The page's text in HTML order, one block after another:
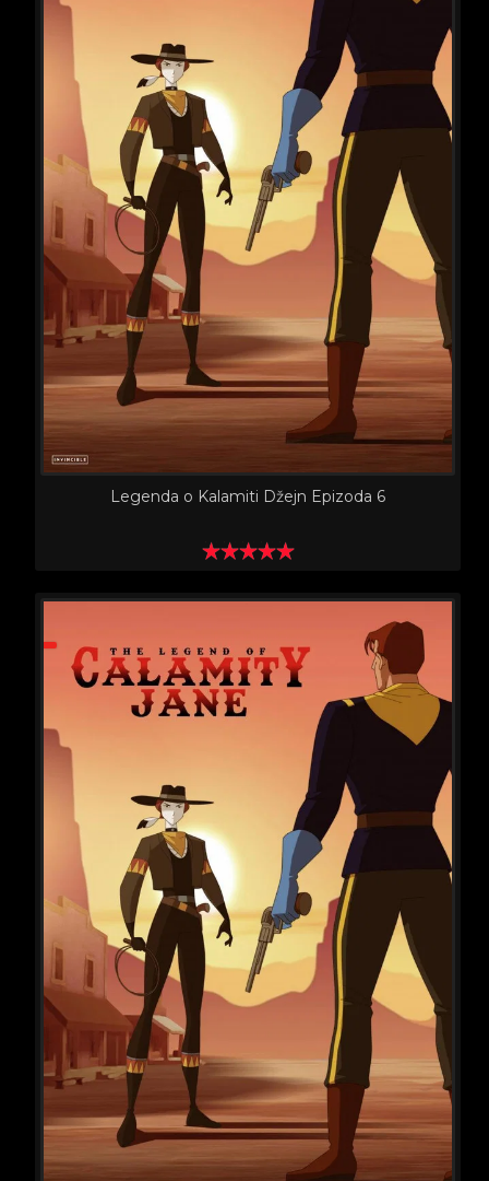
Legenda o Kalamiti Džejn Epizoda 6